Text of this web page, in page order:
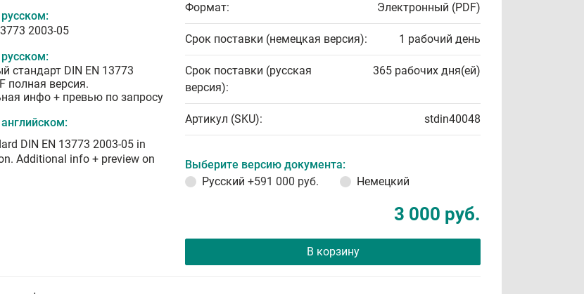
2003-05
стандарт DIN EN 13773
полная версия.
инфо + превью по запросу
DIN EN 13773 2003-05 in
Additional info + preview on
Формат: Электронный (PDF)
Срок поставки (немецкая версия): 1 рабочий день
Срок поставки (русская
версия):
365 рабочих дня(ей)
Артикул (SKU): stdin40048
Выберите версию документа:
Русский +591 000 руб. Немецкий
3 000 руб.
В корзину